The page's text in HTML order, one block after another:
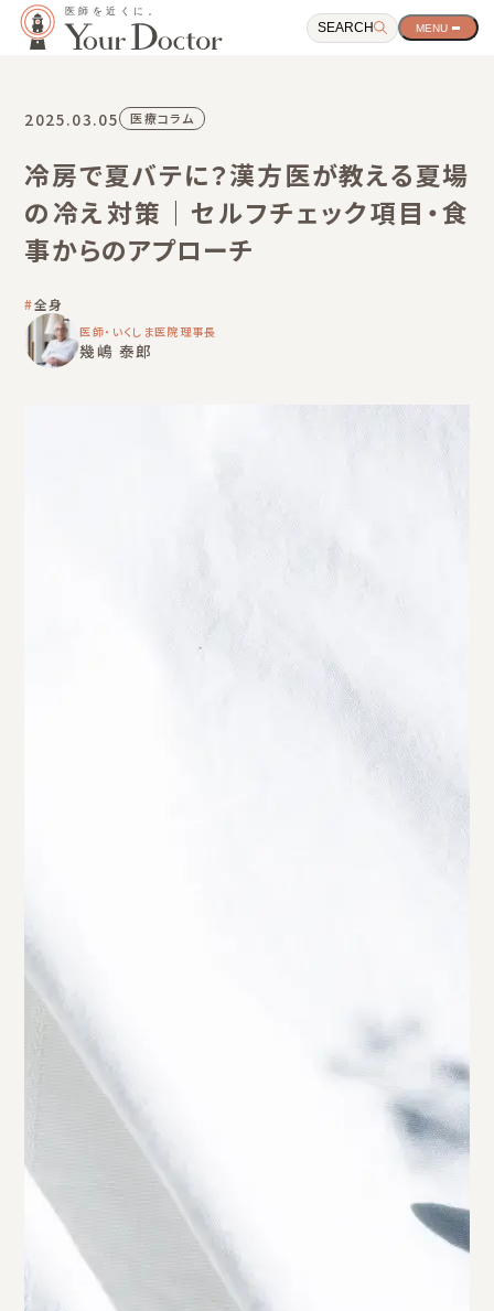
SEARCH
サ
シ
ン
2025.03.05 医療コラム
冷房で夏バテに？漢方医が教える夏場
の冷え対策｜セルフチェック項目・食
事からのアプローチ
全身
医師・いくしま医院理事長
幾嶋 泰郎